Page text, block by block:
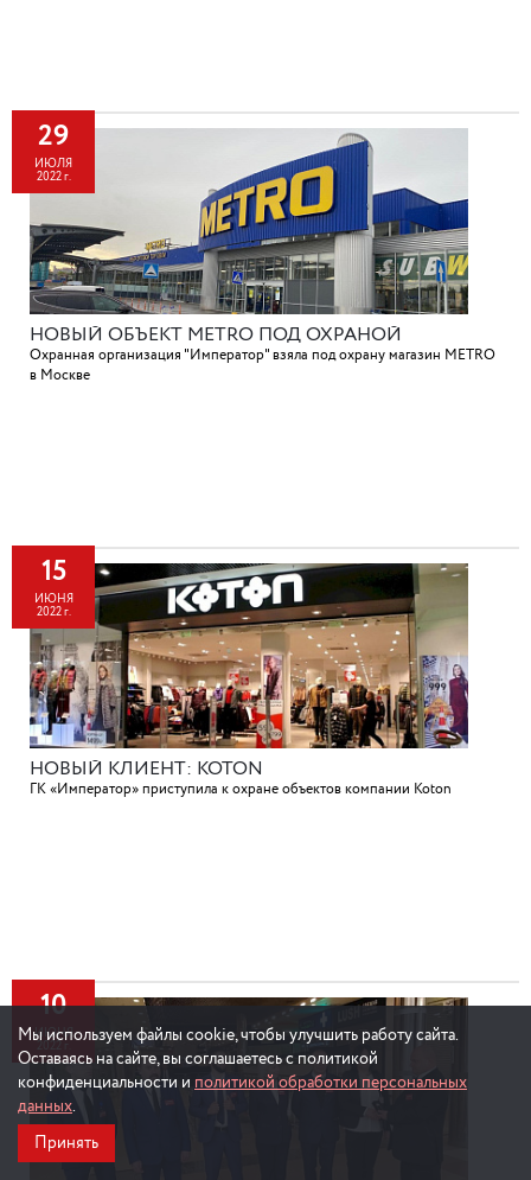
29
ИЮЛЯ
2022 г.
НОВЫЙ ОБЪЕКТ METRO ПОД ОХРАНОЙ
Охранная организация "Император" взяла под охрану магазин METRO
в Москве
15
ИЮНЯ
2022 г.
НОВЫЙ КЛИЕНТ: KOTON
ГК «Император» приступила к охране объектов компании Koton
10
ИЮНЯ
Мы используем файлы cookie, чтобы улучшить работу сайта.
Оставаясь на сайте, вы соглашаетесь с политикой
конфиденциальности и политикой обработки персональных
данных.
Принять